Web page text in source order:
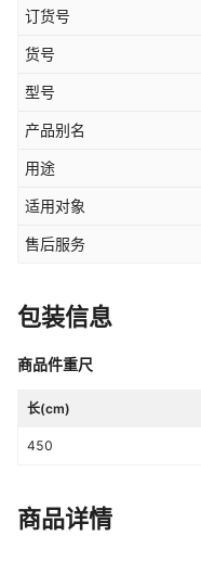
订货号
货号
型号
产品别名
用途
适用对象
售后服务
包装信息
商品件重尺
长(cm)
450
商品详情